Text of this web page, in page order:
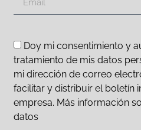
Doy mi consentimiento y
tratamiento de mis datos
mi dirección de correo
facilitar y distribuir el boletín
empresa. Más información
datos